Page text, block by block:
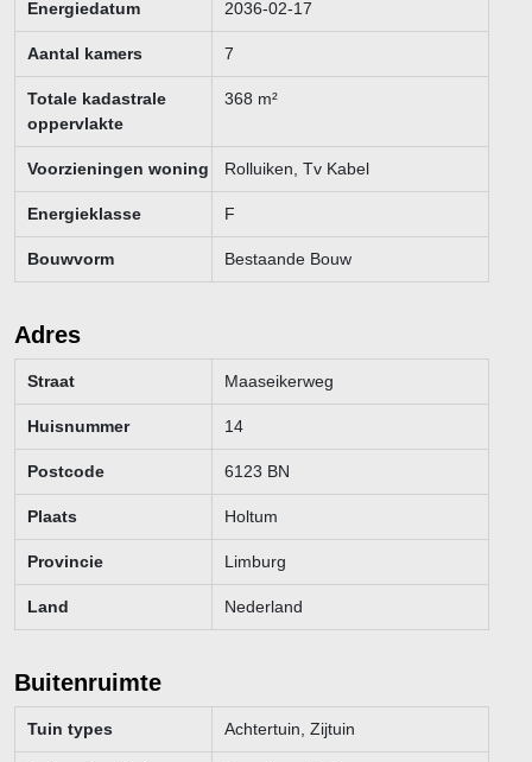
bouwkundige keuring te (laten) verrichten dan wel andere
adviseurs te raadplegen teneinde een goed inzicht te verkrijgen
over de staat van onderhoud.
Deze informatie is zorgvuldig samengesteld en geheel vrijblijvend.
Onzerzijds wordt evenwel geen enkele aansprakelijkheid aanvaard
voor enige onvolledigheid, onjuistheid of anderszins, dan wel de
gevolgen daarvan. Alle weergegeven maten en oppervlakten zijn
indicatief.
Energiedatum 2036-02-17
Aantal kamers 7
Totale kadastrale
oppervlakte
368 m²
Voorzieningen woning Rolluiken, Tv Kabel
Energieklasse F
Bouwvorm Bestaande Bouw
Adres
Straat Maaseikerweg
Huisnummer 14
Postcode 6123 BN
Plaats Holtum
Provincie Limburg
Land Nederland
Buitenruimte
Tuin types Achtertuin, Zijtuin